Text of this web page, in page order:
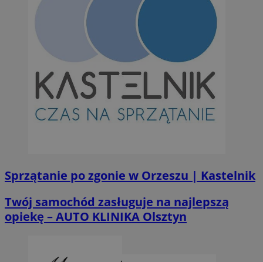
Sprzątanie po zgonie w Orzeszu | Kastelnik
Twój samochód zasługuje na najlepszą
opiekę – AUTO KLINIKA Olsztyn